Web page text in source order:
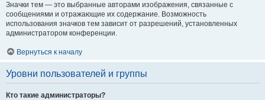
Значки тем — это выбранные авторами изображения, связанные с
сообщениями и отражающие их содержание. Возможность
использования значков тем зависит от разрешений, установленных
администратором конференции.
Вернуться к началу
Уровни пользователей и группы
Кто такие администраторы?